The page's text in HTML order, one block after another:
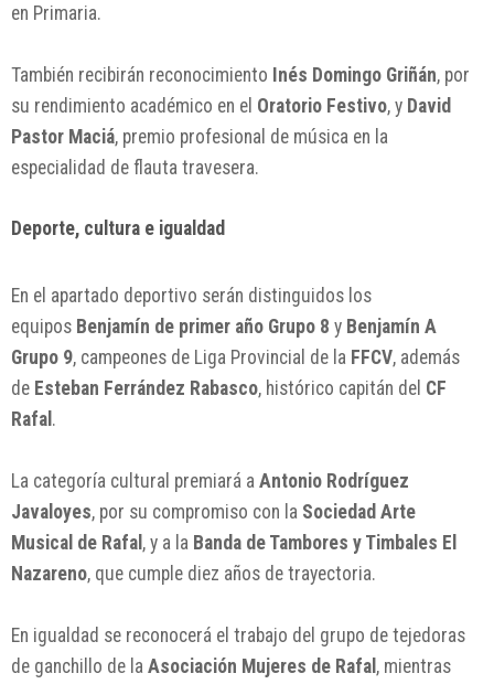
en Primaria.
También recibirán reconocimiento Inés Domingo Griñán, por
su rendimiento académico en el Oratorio Festivo, y David
Pastor Maciá, premio profesional de música en la
especialidad de flauta travesera.
Deporte, cultura e igualdad
En el apartado deportivo serán distinguidos los
equipos Benjamín de primer año Grupo 8 y Benjamín A
Grupo 9, campeones de Liga Provincial de la FFCV, además
de Esteban Ferrández Rabasco, histórico capitán del CF
Rafal .
La categoría cultural premiará a Antonio Rodríguez
Javaloyes, por su compromiso con la Sociedad Arte
Musical de Rafal , y a la Banda de Tambores y Timbales El
Nazareno, que cumple diez años de trayectoria.
En igualdad se reconocerá el trabajo del grupo de tejedoras
de ganchillo de la Asociación Mujeres de Rafal , mientras